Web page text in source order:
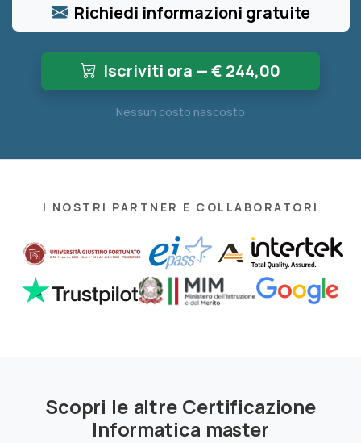
Richiedi informazioni gratuite
Iscriviti ora — € 244,00
Nessun costo nascosto
I NOSTRI PARTNER E COLLABORATORI
Scopri le altre Certificazione
Informatica master